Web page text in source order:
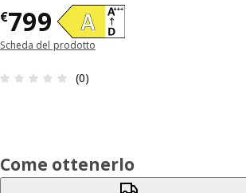
€799
Prezzo € 799
Scheda del prodotto
Recensione: 0 di 5 stelle.
(0)
Come ottenerlo